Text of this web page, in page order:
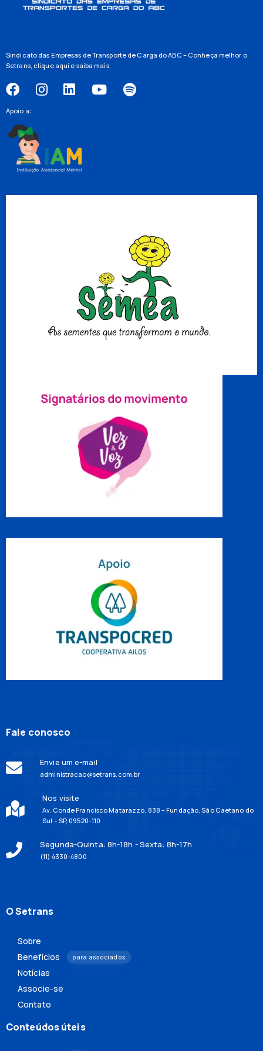
Sindicato das Empresas de Transporte de Carga do ABC – Conheça melhor o
Setrans, clique aqui e saiba mais.
Apoio a:
Fale conosco
Envie um e-mail
administracao@setrans.com.br
Nos visite
Av. Conde Francisco Matarazzo, 838 – Fundação, São Caetano do
Sul – SP, 09520-110
Segunda-Quinta: 8h-18h - Sexta: 8h-17h
(11) 4330-4800
O Setrans
Sobre
Benefícios
para associados
Notícias
Associe-se
Contato
Conteúdos úteis